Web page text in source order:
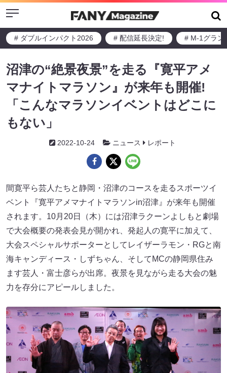
Menu
# ダブルインパクト2026 # 配信延長決定! # M-1グラン
沼津の“絶景夜景”を走る『寛平アメ
マナイトマラソン』が来年も開催!
「こんなマラソンイベントはどこに
もない」
2022-10-24 ニュース レポート
間寛平ら芸人たちと静岡・沼津のコースを走るスポーツイ
ベント『寛平アメマナイトマラソンin沼津』が来年も開催
されます。10月20日（木）には沼津ラクーンよしもと劇場
で大会概要の発表会見が開かれ、発起人の寛平に加えて、
大会スペシャルサポーターとしてレイザーラモン・RGと南
海キャンディース・しずちゃん、そしてMCの静岡県住み
ます芸人・富士彦らが出席。夜景を見ながら走る大会の魅
力を存分にアピールしました。